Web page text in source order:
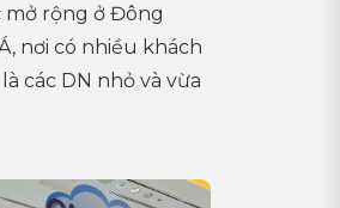
mở rộng ở Đông
nơi có nhiều khách
các DN nhỏ và vừa